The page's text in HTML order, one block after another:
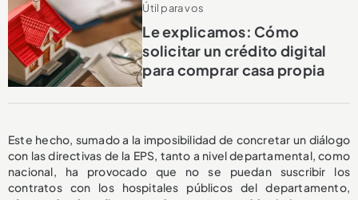
Útil para vos
Le explicamos: Cómo
solicitar un crédito digital
para comprar casa propia
Este hecho, sumado a la imposibilidad de concretar un diálogo
con las directivas de la EPS, tanto a nivel departamental, como
nacional, ha provocado que no se puedan suscribir los
contratos con los hospitales públicos del departamento,